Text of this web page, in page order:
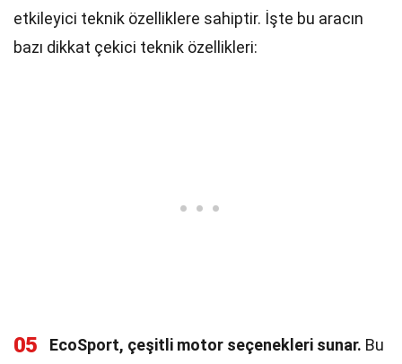
etkileyici teknik özelliklere sahiptir. İşte bu aracın
bazı dikkat çekici teknik özellikleri:
05 EcoSport, çeşitli motor seçenekleri sunar. Bu